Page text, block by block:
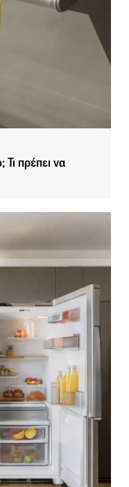
πρέπει να